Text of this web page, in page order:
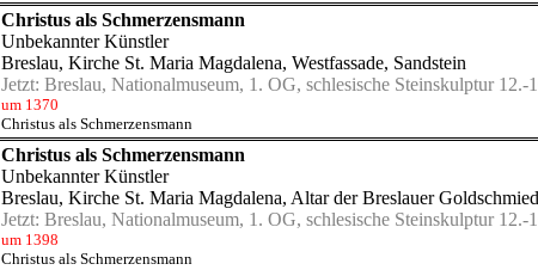
Christus als Schmerzensmann
Unbekannter Künstler
Breslau, Kirche St. Maria Magdalena, Westfassade, Sandstein
Jetzt: Breslau, Nationalmuseum, 1. OG, schlesische Steinskulptur 12.-
um 1370
Christus als Schmerzensmann
Christus als Schmerzensmann
Unbekannter Künstler
Breslau, Kirche St. Maria Magdalena, Altar der Breslauer
Jetzt: Breslau, Nationalmuseum, 1. OG, schlesische Steinskulptur 12.-
um 1398
Christus als Schmerzensmann